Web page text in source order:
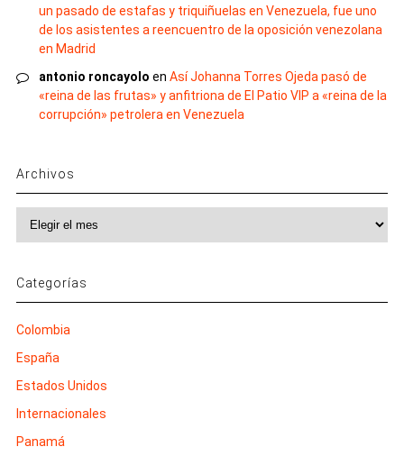
un pasado de estafas y triquiñuelas en Venezuela, fue uno
de los asistentes a reencuentro de la oposición venezolana
en Madrid
antonio roncayolo en Así Johanna Torres Ojeda pasó de
«reina de las frutas» y anfitriona de El Patio VIP a «reina de la
corrupción» petrolera en Venezuela
Archivos
Categorías
Colombia
España
Estados Unidos
Internacionales
Panamá